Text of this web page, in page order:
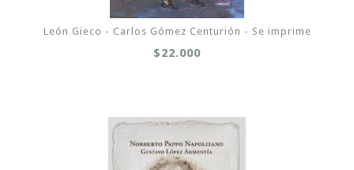
León Gieco - Carlos Gómez Centurión - Se imprime
$22.000